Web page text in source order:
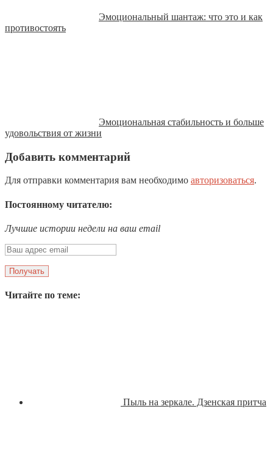
Эмоциональный шантаж: что это и как
противостоять
Эмоциональная стабильность и больше
удовольствия от жизни
Добавить комментарий
Для отправки комментария вам необходимо авторизоваться.
Постоянному читателю:
Лучшие истории недели на ваш email
Читайте по теме:
Пыль на зеркале. Дзенская притча